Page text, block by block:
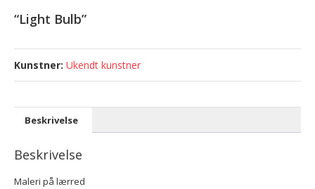
“Light Bulb”
Ukendt kunstner
Beskrivelse
Beskrivelse
Maleri på lærred